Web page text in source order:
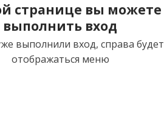
странице вы можете
выполнить вход
выполнили вход, справа будет
отображаться меню